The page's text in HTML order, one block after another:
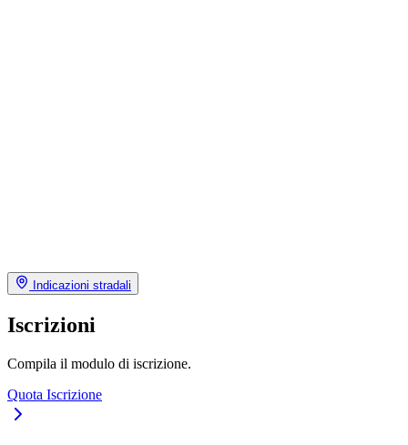
Indicazioni stradali
Iscrizioni
Compila il modulo di iscrizione.
Quota Iscrizione